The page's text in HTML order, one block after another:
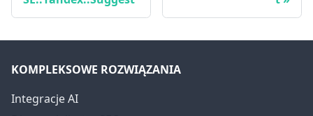
KOMPLEKSOWE ROZWIĄZANIA
Integracje AI